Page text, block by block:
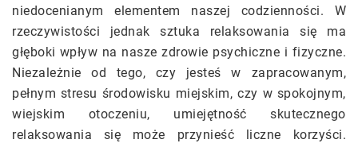
niedocenianym elementem naszej codzienności. W
rzeczywistości jednak sztuka relaksowania się ma
głęboki wpływ na nasze zdrowie psychiczne i fizyczne.
Niezależnie od tego, czy jesteś w zapracowanym,
pełnym stresu środowisku miejskim, czy w spokojnym,
wiejskim otoczeniu, umiejętność skutecznego
relaksowania się może przynieść liczne korzyści.